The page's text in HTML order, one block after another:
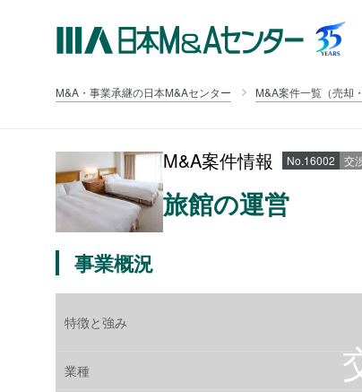
M&A・事業承継の日本M&Aセンター M&A案件一覧（売却
M&A案件情報 No.16002 交
旅館の運営
事業概況
特徴と強み
業種